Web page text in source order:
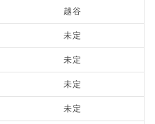
越谷
未定
未定
未定
未定